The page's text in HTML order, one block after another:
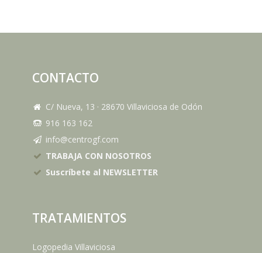
CONTACTO
C/ Nueva, 13 · 28670 Villaviciosa de Odón
916 163 162
info@centrogf.com
TRABAJA CON NOSOTROS
Suscríbete al NEWSLETTER
TRATAMIENTOS
Logopedia Villaviciosa